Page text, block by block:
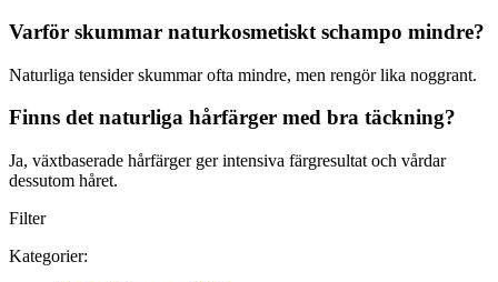
Varför skummar naturkosmetiskt schampo mindre?
Naturliga tensider skummar ofta mindre, men rengör lika noggrant.
Finns det naturliga hårfärger med bra täckning?
Ja, växtbaserade hårfärger ger intensiva färgresultat och vårdar
dessutom håret.
Filter
Kategorier: